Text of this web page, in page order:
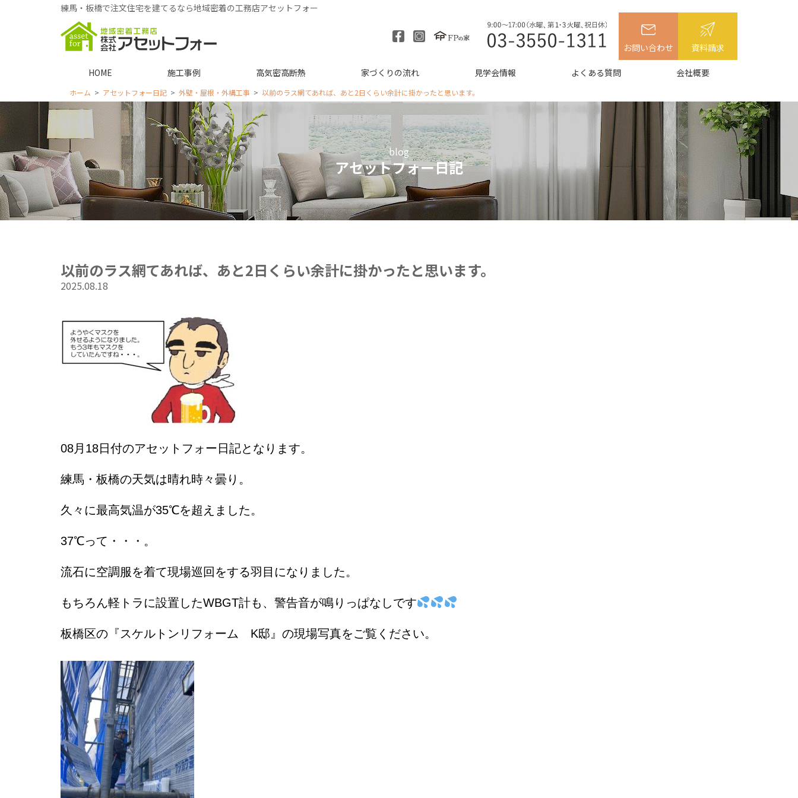
練馬・板橋で注文住宅を建てるなら地域密着の工務店アセットフォー
お問い合わせ 資料請求
HOME 施工事例 高気密高断熱 家づくりの流れ 見学会情報 よくある質問 会社概要
ホーム アセットフォー日記 外壁・屋根・外構工事 以前のラス網てあれば、あと2日くらい余計に掛かったと思います。
blog
アセットフォー日記
以前のラス網てあれば、あと2日くらい余計に掛かったと思います。
2025.08.18
08月18日 付のアセットフォー日記となります。
練馬・板橋の天気は晴れ時々曇り。
久々に最高気温が35℃を超えました。
37℃って・・・。
流石に空調服を着て現場巡回をする羽目になりました。
もちろん軽トラに設置したWBGT計も、警告音が鳴りっぱなしです
板橋区の『スケルトンリフォーム K邸』の現場写真をご覧ください。